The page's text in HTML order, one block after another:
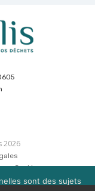
2026
Cookies
sont des sujets